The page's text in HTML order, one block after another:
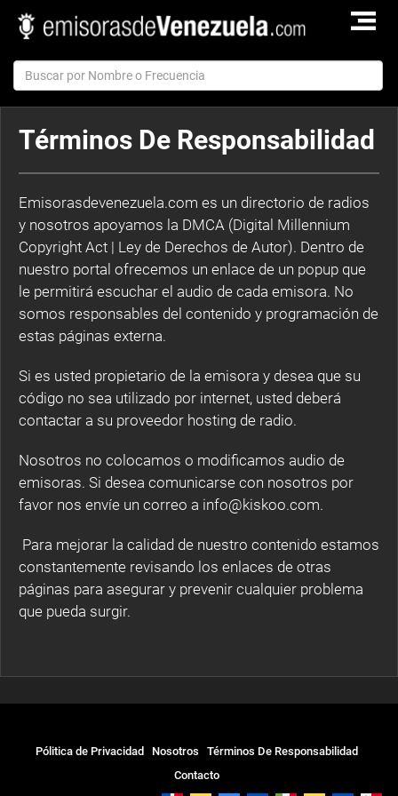
TOGGLE
Términos De Responsabilidad
Emisorasdevenezuela.com es un directorio de radios
y nosotros apoyamos la DMCA (Digital Millennium
Copyright Act | Ley de Derechos de Autor). Dentro de
nuestro portal ofrecemos un enlace de un popup que
le permitirá escuchar el audio de cada emisora. No
somos responsables del contenido y programación de
estas páginas externa.
Si es usted propietario de la emisora y desea que su
código no sea utilizado por internet, usted deberá
contactar a su proveedor hosting de radio.
Nosotros no colocamos o modificamos audio de
emisoras. Si desea comunicarse con nosotros por
favor nos envíe un correo a info@kiskoo.com.
Para mejorar la calidad de nuestro contenido estamos
constantemente revisando los enlaces de otras
páginas para asegurar y prevenir cualquier problema
que pueda surgir.
Pólitica de Privacidad Nosotros
Términos De Responsabilidad
Contacto